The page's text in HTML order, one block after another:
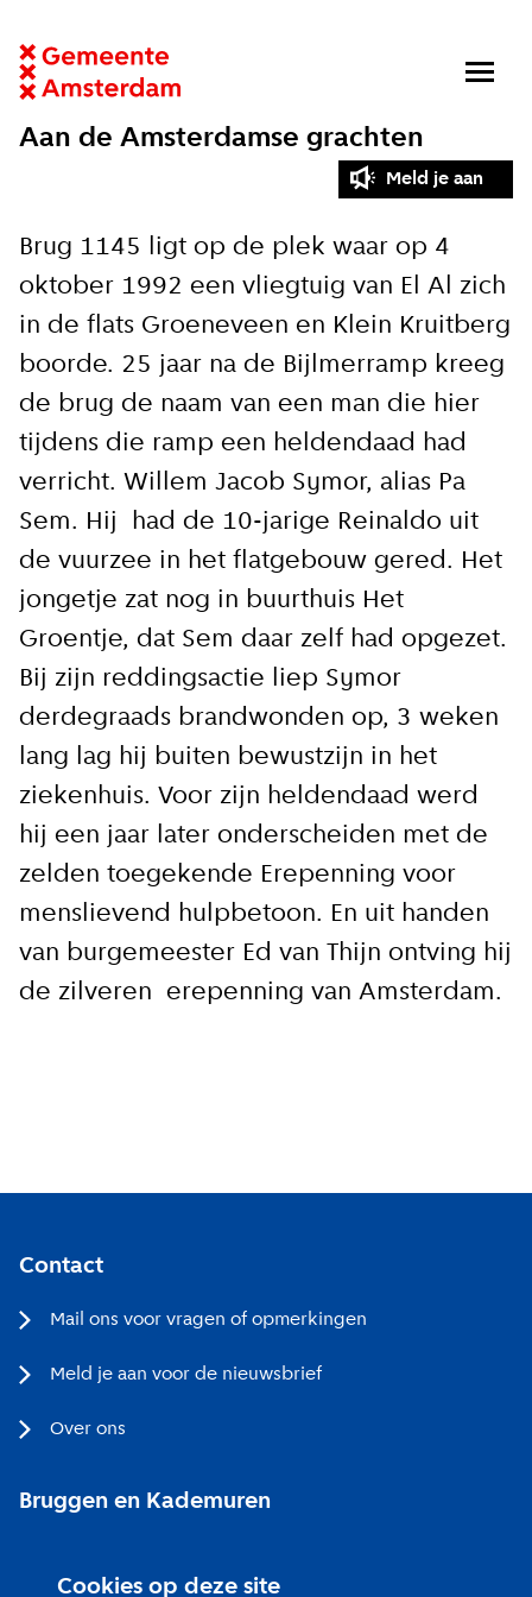
Cookies op deze site
Aan de Amsterdamse grachten
Meld je aan
Close
Meld je aan voor onze
update
Blijf moeiteloos op de hoogte van al het
reilen en zeilen rond de bruggen en
kademuren in Amsterdam. Meld je aan voor
onze updates en je mist geen verhaal!
E-mailadres
Hoe vaak wil je van ons horen:
Bij elk nieuw artikel
Wekelijks
Aanmelden
Brug 1145 ligt op de plek waar op 4
oktober 1992 een vliegtuig van El Al zich
in de flats Groeneveen en Klein Kruitberg
boorde. 25 jaar na de Bijlmerramp kreeg
de brug de naam van een man die hier
tijdens die ramp een heldendaad had
verricht. Willem Jacob Symor, alias Pa
Sem. Hij had de 10-jarige Reinaldo uit
de vuurzee in het flatgebouw gered. Het
jongetje zat nog in buurthuis Het
Groentje, dat Sem daar zelf had opgezet.
Bij zijn reddingsactie liep Symor
derdegraads brandwonden op, 3 weken
lang lag hij buiten bewustzijn in het
ziekenhuis. Voor zijn heldendaad werd
hij een jaar later onderscheiden met de
zelden toegekende Erepenning voor
menslievend hulpbetoon. En uit handen
van burgemeester Ed van Thijn ontving hij
de zilveren erepenning van Amsterdam.
Contact
Mail ons voor vragen of opmerkingen
Meld je aan voor de nieuwsbrief
Over ons
Bruggen en Kademuren